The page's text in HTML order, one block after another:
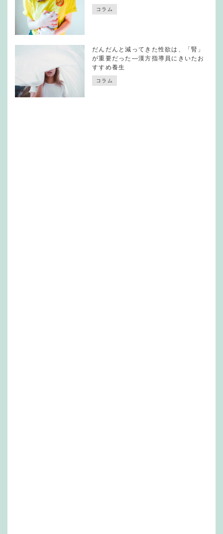
コラム
だんだんと減ってきた性欲は、「腎」
が重要だった—漢方指導員にきいたお
すすめ養生
コラム